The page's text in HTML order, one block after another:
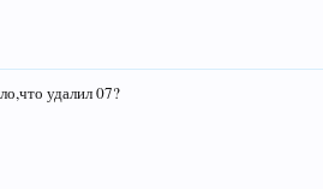
удалил 07?